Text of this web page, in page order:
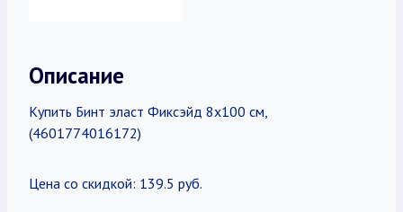
Описание
Купить Бинт эласт Фиксэйд 8х100 см,
(4601774016172)
Цена со скидкой: 139.5 руб.